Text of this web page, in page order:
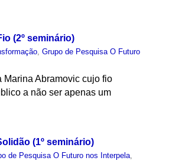
(2º seminário)
,Grupo de Pesquisa O Futuro
Marina Abramovic cujo fio
a não ser apenas um
(1º seminário)
de Pesquisa O Futuro nos Interpela,